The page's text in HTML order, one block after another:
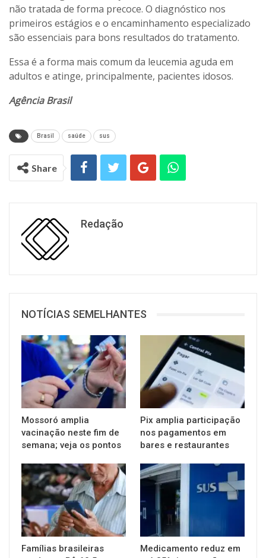
não tratada de forma precoce. O diagnóstico nos
primeiros estágios e o encaminhamento especializado
são essenciais para bons resultados do tratamento.
Essa é a forma mais comum da leucemia aguda em
adultos e atinge, principalmente, pacientes idosos.
Agência Brasil
Brasil saúde sus
Share
Redação
NOTÍCIAS SEMELHANTES
Mossoró amplia
vacinação neste fim de
semana; veja os pontos
Pix amplia participação
nos pagamentos em
bares e restaurantes
Famílias brasileiras
Medicamento reduz em